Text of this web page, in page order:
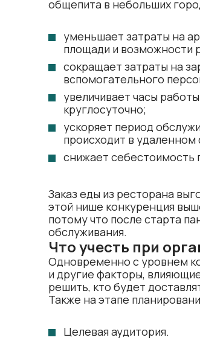
общепита в небольших
уменьшает затраты на
площади и возможности
сокращает затраты на
вспомогательного
увеличивает часы
круглосуточно;
ускоряет период
происходит в
снижает себестоимость
Заказ еды из ресторана
этой нише конкуренция
потому что после старта
обслуживания.
Что учесть при
Одновременно с уровнем
и другие факторы,
решить, кто будет
Также на этапе
Целевая аудитория.